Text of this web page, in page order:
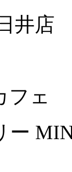
井店
フェ
ー